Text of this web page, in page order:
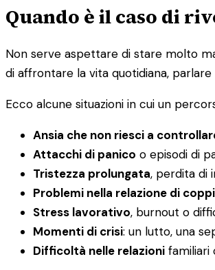
Quando è il caso di
Non serve aspettare di stare molto
di affrontare la vita quotidiana,
Ecco alcune situazioni in cui un
Ansia che non riesci a
Attacchi di panico o episodi di
Tristezza prolungata, perdita di
Problemi nella relazione di
Stress lavorativo, burnout o
Momenti di crisi: un lutto, una
Difficoltà nelle relazioni familiari